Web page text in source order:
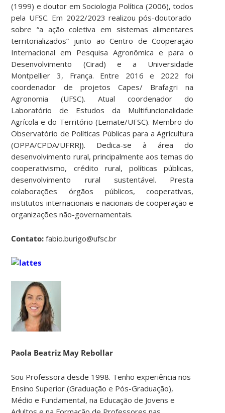
(1999) e doutor em Sociologia Política (2006), todos
pela UFSC. Em 2022/2023 realizou pós-doutorado
sobre “a ação coletiva em sistemas alimentares
territorializados” junto ao Centro de Cooperação
Internacional em Pesquisa Agronômica e para o
Desenvolvimento (Cirad) e a Universidade
Montpellier 3, França. Entre 2016 e 2022 foi
coordenador de projetos Capes/ Brafagri na
Agronomia (UFSC). Atual coordenador do
Laboratório de Estudos da Multifuncionalidade
Agrícola e do Território (Lemate/UFSC). Membro do
Observatório de Políticas Públicas para a Agricultura
(OPPA/CPDA/UFRRJ). Dedica-se à área do
desenvolvimento rural, principalmente aos temas do
cooperativismo, crédito rural, políticas públicas,
desenvolvimento rural sustentável. Presta
colaborações órgãos públicos, cooperativas,
institutos internacionais e nacionais de cooperação e
organizações não-governamentais.
Contato: fabio.burigo@ufsc.br
Paola Beatriz May Rebollar
Sou Professora desde 1998. Tenho experiência nos
Ensino Superior (Graduação e Pós-Graduação),
Médio e Fundamental, na Educação de Jovens e